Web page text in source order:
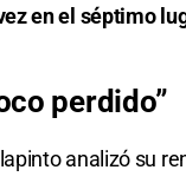
en el séptimo
perdido”
analizó su